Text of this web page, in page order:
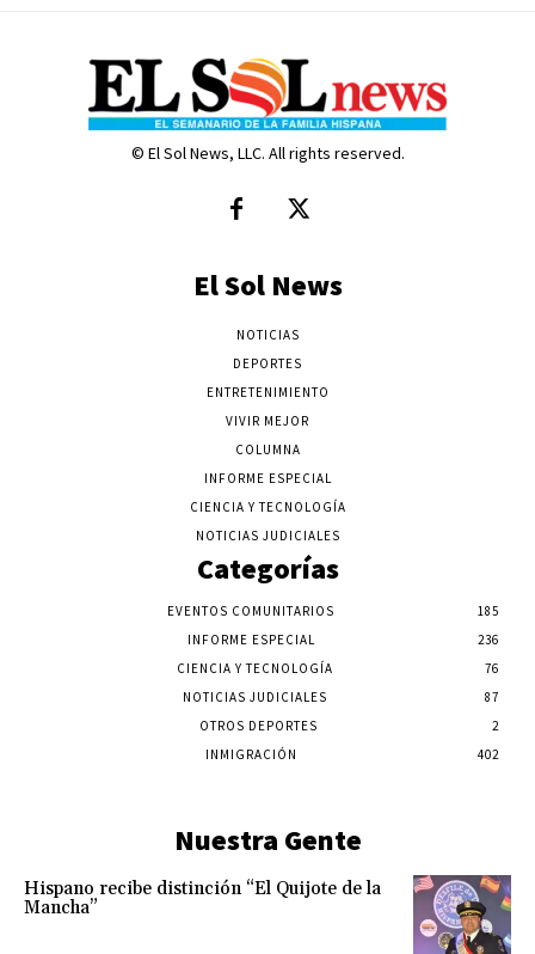
© El Sol News, LLC. All rights reserved.
El Sol News
NOTICIAS
DEPORTES
ENTRETENIMIENTO
VIVIR MEJOR
COLUMNA
INFORME ESPECIAL
CIENCIA Y TECNOLOGÍA
NOTICIAS JUDICIALES
Categorías
EVENTOS COMUNITARIOS
185
INFORME ESPECIAL
236
CIENCIA Y TECNOLOGÍA
76
NOTICIAS JUDICIALES
87
OTROS DEPORTES
2
INMIGRACIÓN
402
Nuestra Gente
Hispano recibe distinción “El Quijote de la
Mancha”